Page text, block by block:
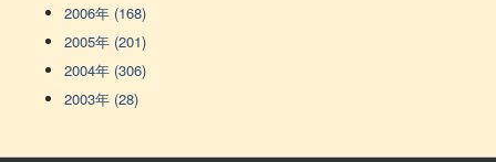
2006年 (168)
2005年 (201)
2004年 (306)
2003年 (28)